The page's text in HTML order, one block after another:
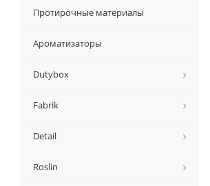
Протирочные материалы
Ароматизаторы
Dutybox
Fabrik
Detail
Roslin